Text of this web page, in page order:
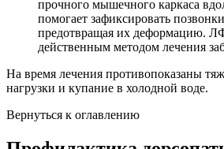
прочного мышечного каркаса
помогает зафиксировать
предотвращая их деформацию.
действенным методом лечения
На время лечения противопоказаны
нагрузки и купание в холодной воде.
Вернуться к оглавлению